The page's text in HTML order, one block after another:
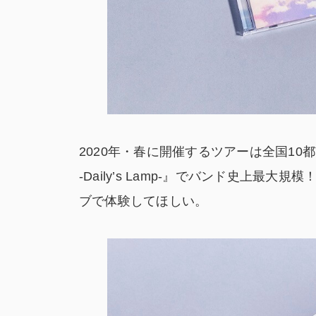
2020年・春に開催するツアーは全国10
-Daily’s Lamp-』でバンド史上最大規模
ブで体験してほしい。